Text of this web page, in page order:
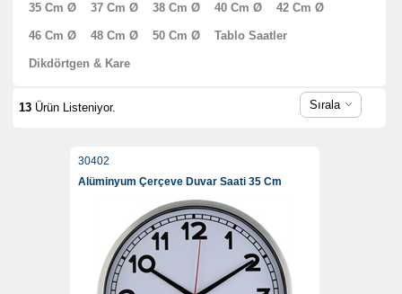
35 Cm Ø 37 Cm Ø 38 Cm Ø 40 Cm Ø 42 Cm Ø
46 Cm Ø 48 Cm Ø 50 Cm Ø Tablo Saatler
Dikdörtgen & Kare
13Ürün Listeniyor. Sırala
30402
Alüminyum Çerçeve Duvar Saati 35 Cm